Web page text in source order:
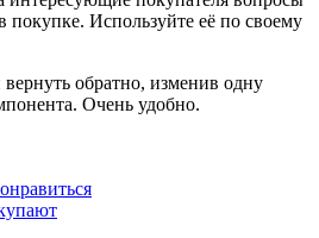
покупке. Используйте её по своему
обратно, изменив одну
Очень удобно.